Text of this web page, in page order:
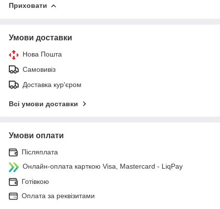
Приховати
Умови доставки
Нова Пошта
Самовивіз
Доставка кур'єром
Всі умови доставки
Умови оплати
Післяплата
Онлайн-оплата карткою Visa, Mastercard - LiqPay
Готівкою
Оплата за реквізитами